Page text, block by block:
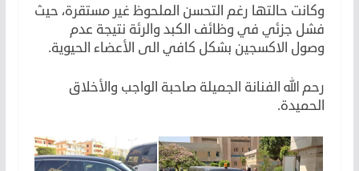
وكانت حالتها رغم التحسن الملحوظ غير مستقرة، حيث
فشل جزئي في وظائف الكبد والرئة نتيجة عدم
وصول الاكسجين بشكل كافي الى الأعضاء الحيوية.
رحم الله الفنانة الجميلة صاحبة الواجب والأخلاق
الحميدة.